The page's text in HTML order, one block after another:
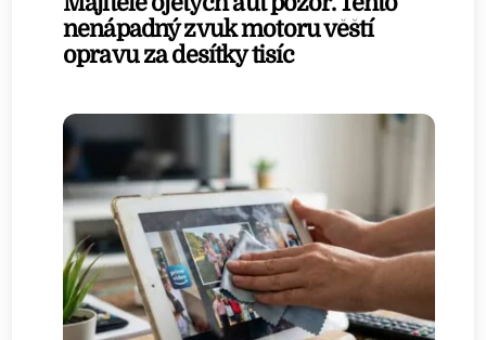
nenápadný zvuk motoru věští
opravu za desítky tisíc